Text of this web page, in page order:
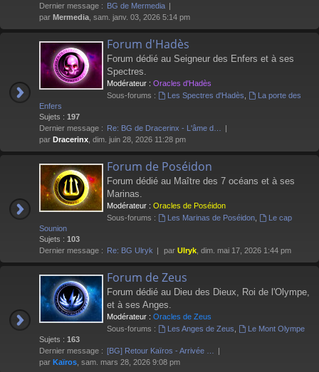
Dernier message : BG de Mermedia
par Mermedia , sam. janv. 03, 2026 5:14 pm
Forum d'Hadès
Forum dédié au Seigneur des Enfers et à ses
Spectres.
Modérateur : Oracles d'Hadès
Sous-forums :
Les Spectres d'Hadès
La porte des
Enfers
Sujets : 197
Dernier message : Re: BG de Dracerinx - L'âme d…
par Dracerinx , dim. juin 28, 2026 11:28 pm
Forum de Poséidon
Forum dédié au Maître des 7 océans et à ses
Marinas.
Modérateur : Oracles de Poséidon
Sous-forums :
Les Marinas de Poséidon,
Le cap
Sounion
Sujets : 103
Dernier message : Re: BG Ulryk par Ulryk , dim. mai 17, 2026 1:44 pm
Forum de Zeus
Forum dédié au Dieu des Dieux, Roi de l'Olympe,
et à ses Anges.
Modérateur : Oracles de Zeus
Sous-forums :
Les Anges de Zeus
Le Mont Olympe
Sujets : 163
Dernier message : [BG] Retour Kaïros - Arrivée …
par Kaïros , sam. mars 28, 2026 9:08 pm